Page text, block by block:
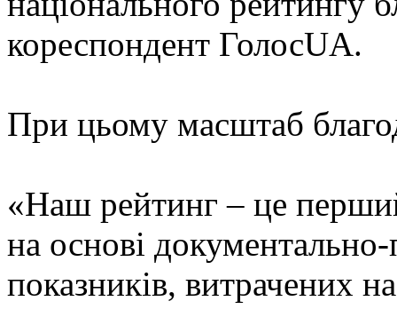
кореспондент ГолосUA.
При цьому масштаб
«Наш рейтинг – це
на основі
показників, витрачених